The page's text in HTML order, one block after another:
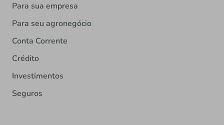
Para sua empresa
Para seu agronegócio
Conta Corrente
Crédito
Investimentos
Seguros